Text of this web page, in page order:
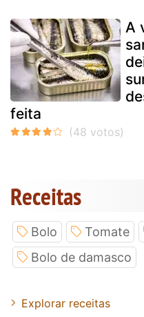
A
feita
Receitas
Bolo Tomate
Bolo de damasco
Explorar receitas